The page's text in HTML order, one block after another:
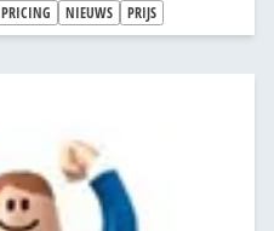
PRICING NIEUWS PRIJS